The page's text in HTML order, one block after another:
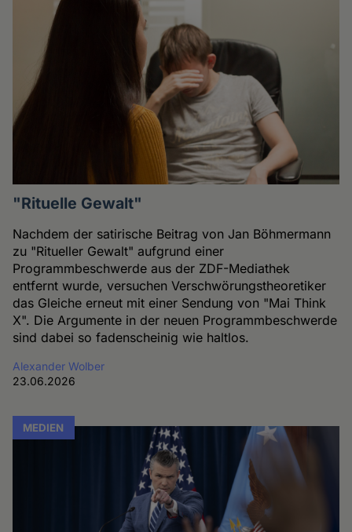
"Rituelle Gewalt"
Nachdem der satirische Beitrag von Jan Böhmermann
zu "Ritueller Gewalt" aufgrund einer
Programmbeschwerde aus der ZDF-Mediathek
entfernt wurde, versuchen Verschwörungstheoretiker
das Gleiche erneut mit einer Sendung von "Mai Think
X". Die Argumente in der neuen Programmbeschwerde
sind dabei so fadenscheinig wie haltlos.
Alexander Wolber
23.06.2026
MEDIEN